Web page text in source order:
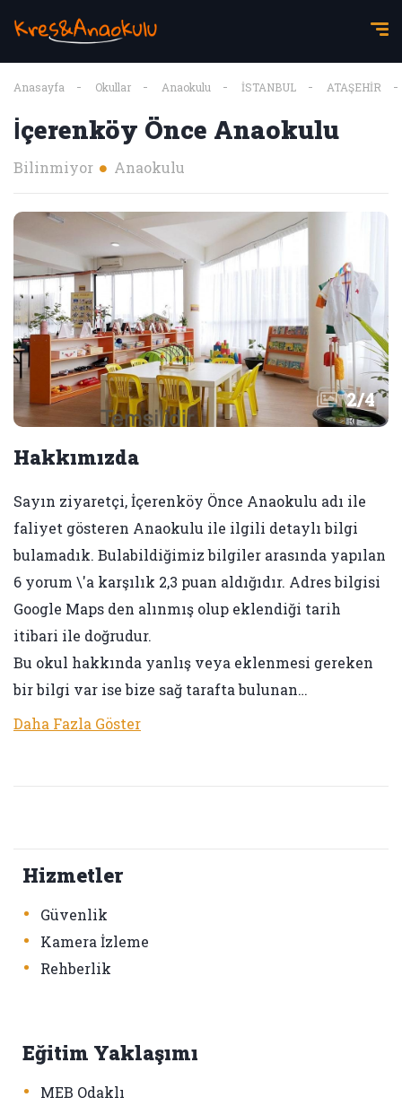
Anasayfa Okullar Anaokulu İSTANBUL ATAŞEHİR
İçerenköy Önce Anaokulu
Bilinmiyor Anaokulu
2/4
Hakkımızda
Sayın ziyaretçi, İçerenköy Önce Anaokulu adı ile
faliyet gösteren Anaokulu ile ilgili detaylı bilgi
bulamadık. Bulabildiğimiz bilgiler arasında yapılan
6 yorum \'a karşılık 2,3 puan aldığıdır. Adres bilgisi
Google Maps den alınmış olup eklendiği tarih
itibari ile doğrudur.
Bu okul hakkında yanlış veya eklenmesi gereken
bir bilgi var ise bize sağ tarafta bulunan…
Daha Fazla Göster
Hizmetler
• Güvenlik
• Kamera İzleme
• Rehberlik
Eğitim Yaklaşımı
• MEB Odaklı